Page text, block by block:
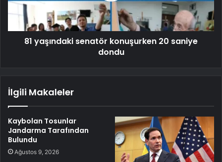
81 yaşındaki senatör konuşurken 20 saniye
dondu
İlgili Makaleler
Kaybolan Tosunlar
Jandarma Tarafından
Bulundu
Ağustos 9, 2026